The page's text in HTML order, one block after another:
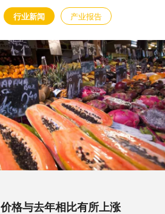
行业新闻 产业报告
格与去年相比有所上涨